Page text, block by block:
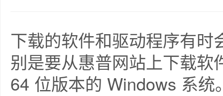
下载的软件和驱动程序有
别是要从惠普网站上下载
64 位版本的 Windows 系统